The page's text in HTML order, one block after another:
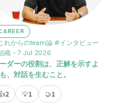
れからのteam論 #インタビュー
織 - 7 Jul 2026
ダーの役割は、正解を示すよ
、対話を生むこと。
2 💡1 🤝1